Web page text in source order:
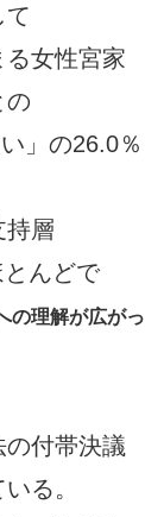
て
女性宮家
の
」の26.0％
持層
んどで
の理解が広がっ
付帯決議
る。